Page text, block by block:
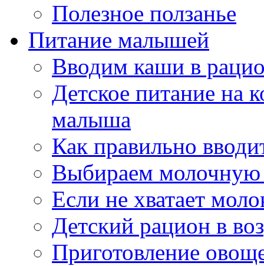
Полезное ползанье
Питание малышей
Вводим каши в
Детское питание на
малыша
Как правильно
Выбираем молочную
Если не хватает
Детский рацион в
Приготовление